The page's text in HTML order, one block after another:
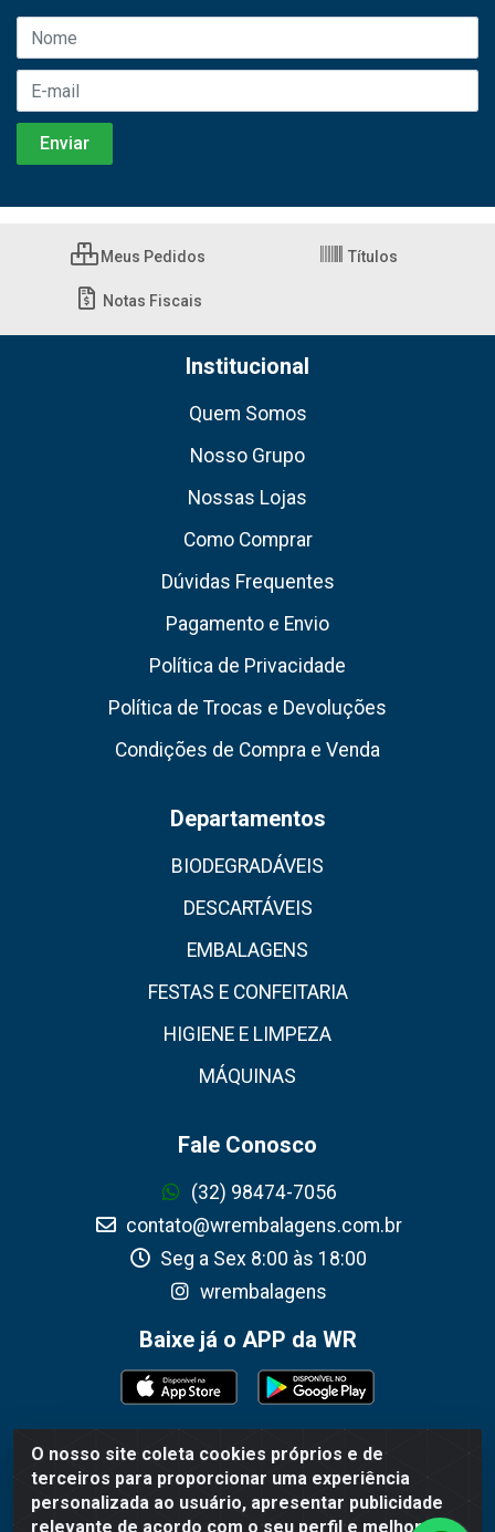
O nosso site coleta cookies próprios e de
terceiros para proporcionar uma experiência
personalizada ao usuário, apresentar publicidade
relevante de acordo com o seu perfil e melhorar a
Meus Pedidos Títulos
Notas Fiscais
Institucional
Quem Somos
Nosso Grupo
Nossas Lojas
Como Comprar
Dúvidas Frequentes
Pagamento e Envio
Política de Privacidade
Política de Trocas e Devoluções
Condições de Compra e Venda
Departamentos
BIODEGRADÁVEIS
DESCARTÁVEIS
EMBALAGENS
FESTAS E CONFEITARIA
HIGIENE E LIMPEZA
MÁQUINAS
Fale Conosco
(32) 98474-7056
contato@wrembalagens.com.br
Seg a Sex 8:00 às 18:00
wrembalagens
Baixe já o APP da WR
WR Embalagens - R. Cel. Teodoro Gomes de Araújo, 1360 -
Grogotó - Barbacena / MG - CEP 36202-628 - CNPJ
02.692.206/0001-55